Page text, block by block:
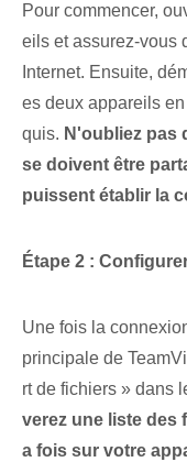
Pour commencer,
eils et assurez-vous
Internet. Ensuite,
es deux appareils
quis. N'oubliez pas
se doivent être
puissent établir la
Étape 2 :
Une fois la
principale de
rt de fichiers » dans
verez une liste des
a fois sur votre